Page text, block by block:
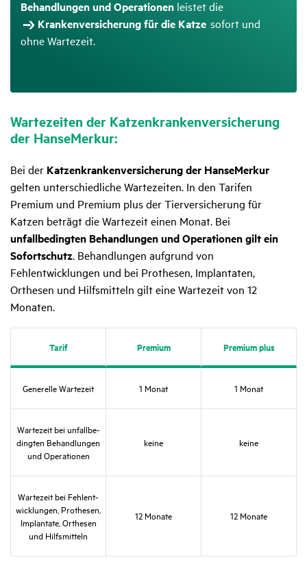
Behandlungen und Operationen leistet die
Krankenversicherung für die Katze sofort und
ohne Wartezeit.
Warte­zeiten der Katzen­kran­ken­ver­si­che­rung
der HanseMerkur:
Bei der Katzenkrankenversicherung der HanseMerkur
gelten unterschiedliche Wartezeiten. In den Tarifen
Premium und Premium plus der Tierversicherung für
Katzen beträgt die Wartezeit einen Monat. Bei
unfallbedingten Behandlungen und Operationen gilt ein
Sofortschutz. Behandlungen aufgrund von
Fehlentwicklungen und bei Prothesen, Implantaten,
Orthesen und Hilfsmitteln gilt eine Wartezeit von 12
Monaten.
Tarif Premium Premium plus
Gene­relle Warte­zeit 1 Monat 1 Monat
Warte­zeit bei unfall­be­
dingten Behand­lungen
und Opera­tionen
keine keine
Warte­zeit bei Fehl­ent­
wick­lungen, Prothesen,
Implan­tate, Orthesen
und Hilfs­mit­teln
12 Monate 12 Monate